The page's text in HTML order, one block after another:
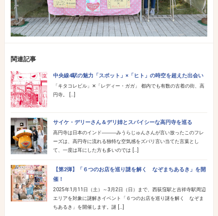
関連記事
中央線4駅の魅力「スポット」×「ヒト」の時空を超えた出会い
「キタコレビル」✕「レディー・ガガ」 都内でも有数の古着の街、高
円寺。 […]
サイケ・デリーさん＆デリ姉とスパイシーな高円寺を巡る
高円寺は日本のインド―――みうらじゅんさんが言い放ったこのフレ
ーズは、高円寺に流れる独特な空気感をズバリ言い当てた言葉とし
て、一度は耳にした方も多いのでは […]
【第2弾】「６つのお店を巡り謎を解く なぞまちあるき」を開
催！
2025年1月11日（土）～3月2日（日）まで、西荻窪駅と吉祥寺駅周辺
エリアを対象に謎解きイベント「６つのお店を巡り謎を解く なぞま
ちあるき」を開催します。謎 […]